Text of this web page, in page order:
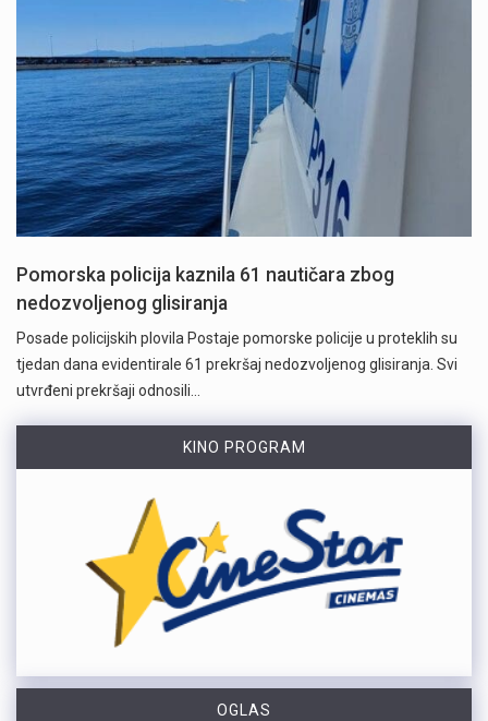
Pomorska policija kaznila 61 nautičara zbog
nedozvoljenog glisiranja
Posade policijskih plovila Postaje pomorske policije u proteklih su
tjedan dana evidentirale 61 prekršaj nedozvoljenog glisiranja. Svi
utvrđeni prekršaji odnosili…
KINO PROGRAM
OGLAS